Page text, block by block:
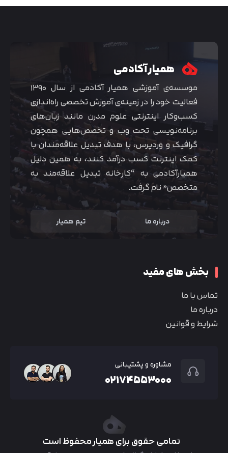
همیار آکادمی
موسسه‌ی آموزشی همیار آکادمی از سال ۱۳۹۰
فعالیت خود را در زمینه‌ی آموزش تخصصی راه‌اندازی
کسب‌و‌کار اینترنتی علوم مدرن مانند زبان‌های
برنامه‌نویسی تحت وب و تخصص‌هایی همچون
گرافیک و وردپرس، با هدف تبدیل علاقه‌مندان با
کمک اینترنت کسب درآمد کنند، به همین دلیل
همیارآکادمی به “کارخانه تبدیل علاقه‌مند به
متخصص” نام گرفت.
درباره ما تیم همیار
بخش های مفید
تماس با ما
درباره ما
شرایط و قوانین
مشاوره و پشتیبانی
۰۲۱۷۴۵۵۳۰۰۰
تمامی حقوق برای همیار محفوظ است
متوجه شدم